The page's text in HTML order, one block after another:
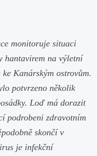
monitoruje situaci
hantavirem na výletní
Kanárským ostrovům.
potvrzeno několik
Loď má dorazit
podrobeni zdravotním
skončí v
je infekční